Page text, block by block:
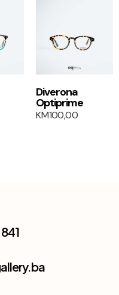
1+1
Diverona
Optiprime
KM100,00